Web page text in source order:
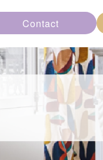
Contact